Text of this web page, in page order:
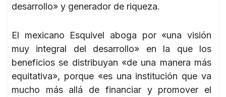
desarrollo» y generador de riqueza.
El mexicano Esquivel aboga por «una visión
muy integral del desarrollo» en la que los
beneficios se distribuyan «de una manera más
equitativa», porque «es una institución que va
mucho más allá de financiar y promover el